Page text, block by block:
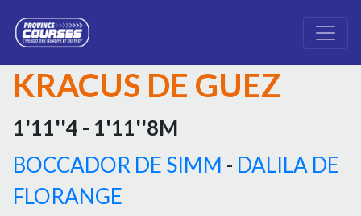
KRACUS DE GUEZ
1'11''4 - 1'11''8M
BOCCADOR DE SIMM - DALILA DE
FLORANGE